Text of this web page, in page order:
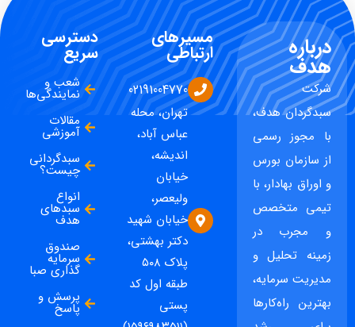
درباره
هدف
شرکت
سبدگردان هدف،
با مجوز رسمی
از سازمان بورس
و اوراق بهادار، با
تیمی متخصص
و مجرب در
زمینه تحلیل و
مدیریت سرمایه،
بهترین راه‌کارها
مسیرهای
ارتباطی
02191004770
تهران، محله
عباس آباد،
اندیشه،
خیابان
ولیعصر،
خیابان شهید
دکتر بهشتی،
پلاک ۵۰۸
طبقه اول کد
پستی
دسترسی
سریع
شعب و
نمایندگی‌ها
مقالات
آموزشی
سبدگردانی
چیست؟
انواع
سبدهای
هدف
صندوق
سرمایه
گذاری صبا
پرسش و
پاسخ